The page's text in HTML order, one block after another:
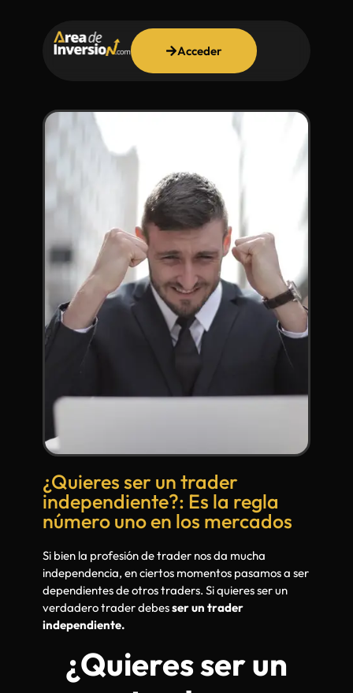
Acceder
¿Quieres ser un trader
independiente?: Es la regla
número uno en los mercados
Si bien la profesión de trader nos da mucha
independencia, en ciertos momentos pasamos a ser
dependientes de otros traders. Si quieres ser un
verdadero trader debesser un trader
independiente.
¿Quieres ser un